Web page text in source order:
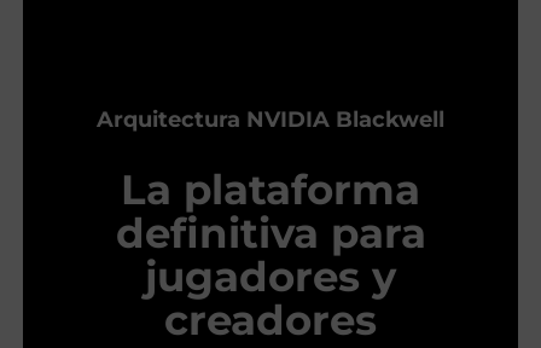
Arquitectura NVIDIA Blackwell
La plataforma
definitiva para
jugadores y
creadores